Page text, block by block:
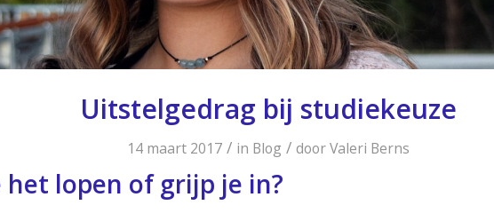
Uitstelgedrag bij studiekeuze
14 maart 2017 / in Blog / doorValeri Berns
het lopen of grijp je in?